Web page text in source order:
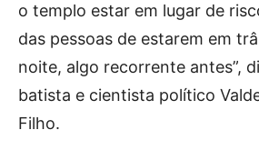
o templo estar em lugar de
das pessoas de estarem em
noite, algo recorrente antes”,
batista e cientista político
Filho.